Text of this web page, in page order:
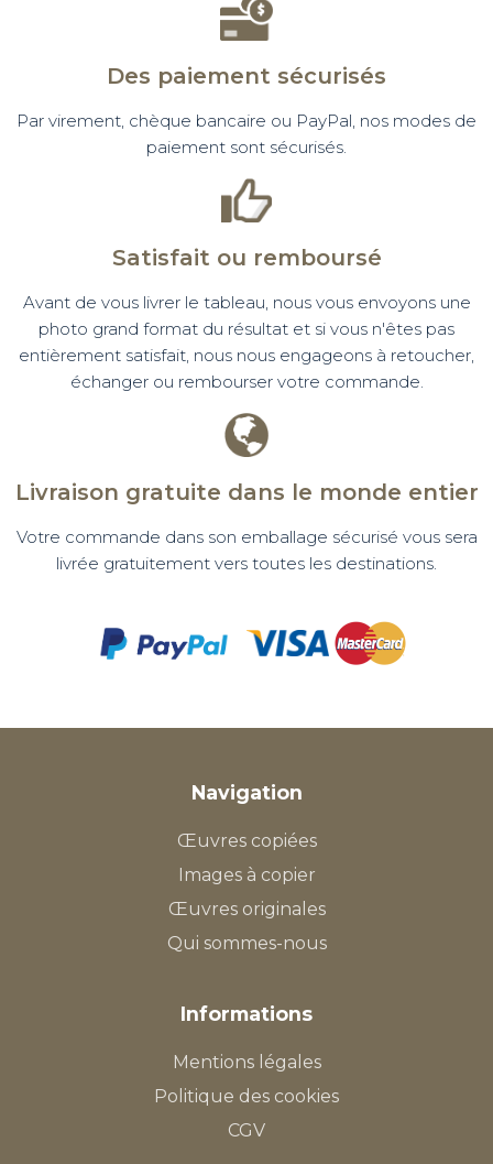
Des paiement sécurisés
Par virement, chèque bancaire ou PayPal, nos modes de
paiement sont sécurisés.
Satisfait ou remboursé
Avant de vous livrer le tableau, nous vous envoyons une
photo grand format du résultat et si vous n'êtes pas
entièrement satisfait, nous nous engageons à retoucher,
échanger ou rembourser votre commande.
Livraison gratuite dans le monde entier
Votre commande dans son emballage sécurisé vous sera
livrée gratuitement vers toutes les destinations.
Navigation
Œuvres copiées
Images à copier
Œuvres originales
Qui sommes-nous
Informations
Mentions légales
Politique des cookies
CGV